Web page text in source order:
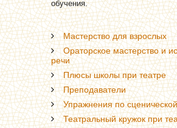
обучения.
Мастерство для взрослых
Ораторское мастерство и
речи
Плюсы школы при театре
Преподаватели
Упражнения по
Театральный кружок при